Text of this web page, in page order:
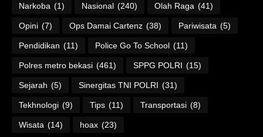
Narkoba (1) Nasional (240) Olah Raga (41)
Opini (7) Ops Damai Cartenz (38) Pariwisata (5)
Pendidikan (11) Police Go To School (11)
Polres metro bekasi (461) SPPG POLRI (15)
Sejarah (5) Sinergitas TNI POLRI (31)
Tekhnologi (9) Tips (11) Transportasi (8)
Wisata (14) hoax (23)